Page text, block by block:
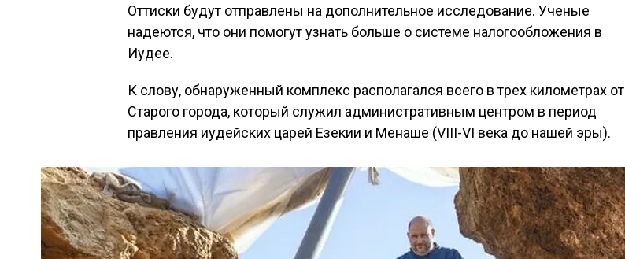
Оттиски будут отправлены на дополнительное исследование. Ученые
надеются, что они помогут узнать больше о системе налогообложения в
Иудее.
К слову, обнаруженный комплекс располагался всего в трех километрах от
Старого города, который служил административным центром в период
правления иудейских царей Езекии и Менаше (VIII-VI века до нашей эры).